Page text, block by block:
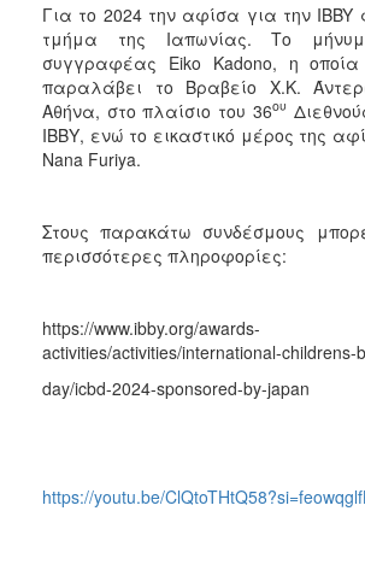
Για το 2024 την αφίσα για την IBBY
τμήμα της Ιαπωνίας. Το
συγγραφέας Eiko Kadono, η
παραλάβει το Βραβείο Χ.Κ.
Αθήνα, στο πλαίσιο του 36ου
ΙΒΒΥ, ενώ το εικαστικό μέρος της
Nana Furiya.
Στους παρακάτω συνδέσμους
περισσότερες πληροφορίες:
https://www.ibby.org/awards-
activities/activities/international-childrens-
day/icbd-2024-sponsored-by-japan
https://youtu.be/